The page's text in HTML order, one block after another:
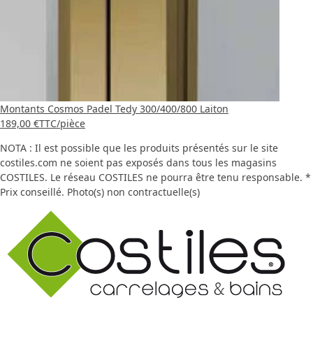
Montants Cosmos Padel Tedy 300/400/800 Laiton
189,00 €TTC/pièce
NOTA : Il est possible que les produits présentés sur le site
costiles.com ne soient pas exposés dans tous les magasins
COSTILES. Le réseau COSTILES ne pourra être tenu responsable. *
Prix conseillé. Photo(s) non contractuelle(s)